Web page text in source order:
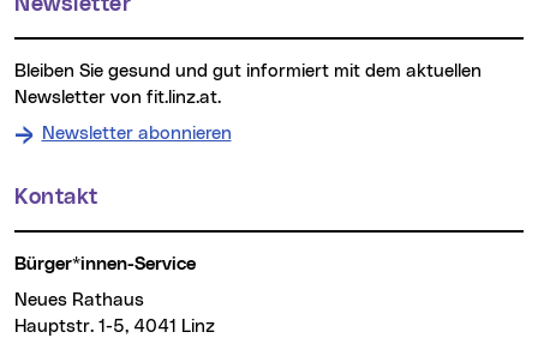
Weitere Informationen
Newsletter
Bleiben Sie gesund und gut informiert mit dem aktuellen
Newsletter von fit.linz.at.
Newsletter abonnieren
Kontakt
Bürger*innen-Service
Neues Rathaus
Hauptstr. 1-5, 4041 Linz